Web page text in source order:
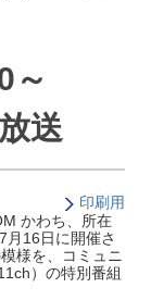
～
送
印刷用
かわち、所在
月16日に開催さ
様を、コミュニ
）の特別番組